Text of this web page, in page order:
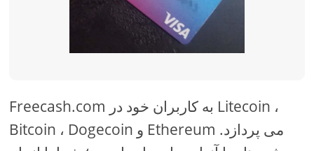
Freecash.com به کاربران خود در Litecoin ،
Bitcoin ، Dogecoin و Ethereum می پردازد.